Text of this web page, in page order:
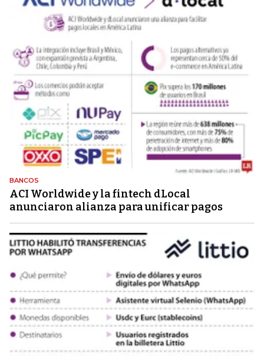
BANCOS
ACI Worldwide y la fintech dLocal
anunciaron alianza para unificar pagos